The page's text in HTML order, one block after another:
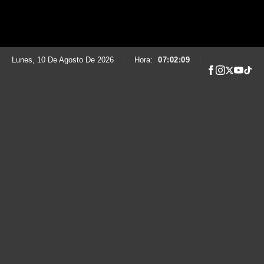
Lunes, 10 De Agosto De 2026 Hora: 07:02:13